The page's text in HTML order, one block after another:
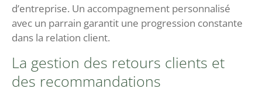
d’entreprise. Un accompagnement personnalisé
avec un parrain garantit une progression constante
dans la relation client.
La gestion des retours clients et
des recommandations